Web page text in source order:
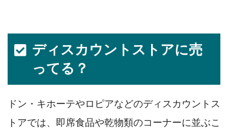
ディスカウントストアに売
ってる？
ドン・キホーテやロピアなどのディスカウントス
トアでは、即席食品や乾物類のコーナーに並ぶこ